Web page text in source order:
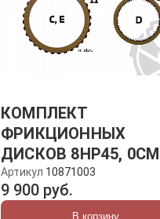
КОМПЛЕКТ
ФРИКЦИОННЫХ
ДИСКОВ 8HP45, 0CM
Артикул 10871003
9 900 руб.
В корзину